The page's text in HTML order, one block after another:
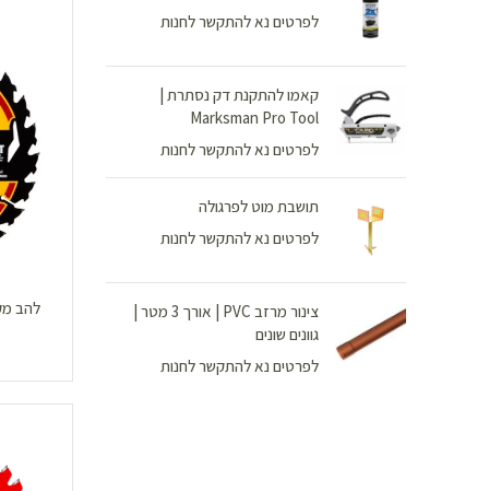
לפרטים נא להתקשר לחנות
קאמו להתקנת דק נסתרת |
Marksman Pro Tool
לפרטים נא להתקשר לחנות
תושבת מוט לפרגולה
לפרטים נא להתקשר לחנות
צינור מרזב PVC | אורך 3 מטר |
גוונים שונים
לפרטים נא להתקשר לחנות